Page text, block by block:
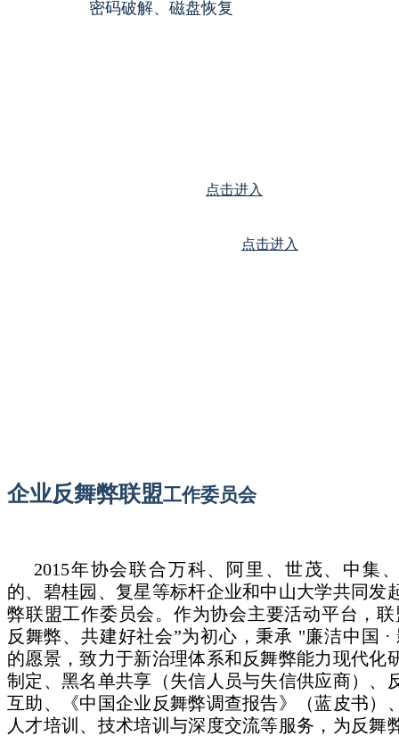
密码破解、磁盘恢复
点击进入
点击进入
企业反舞弊联盟工作委员会
2015年协会联合万科、阿里、世茂、中集
的、碧桂园、复星等标杆企业和中山大学共同发
弊联盟工作委员会。作为协会主要活动平台，联
反舞弊、共建好社会”为初心，秉承 "廉洁中国 ·
的愿景，致力于新治理体系和反舞弊能力现代化
制定、黑名单共享（失信人员与失信供应商）、
互助、《中国企业反舞弊调查报告》（蓝皮书）
人才培训、技术培训与深度交流等服务，为反舞